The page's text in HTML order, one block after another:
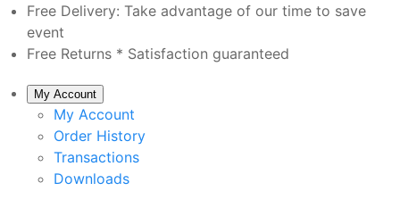
Free Delivery: Take advantage of our time to save
event
Free Returns * Satisfaction guaranteed
My Account
My Account
Order History
Transactions
Downloads